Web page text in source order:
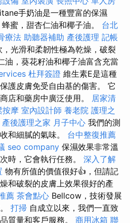
手奶油是一種豐富的保濕
蜜，甜杏仁油和椰子油。 台北
療法 助聽器補助 產後護理 記帳
光滑和柔韌性極為乾燥，破裂
油，葵花籽油和椰子油富含充當
杜拜簽證 維生素E是這種
護皮膚免受自由基的傷害。 它
店和藥房中廣泛使用。 居家清
按摩 室內設計師 養老院 護理之
產後護理之家 月子中心 我們的測
和細膩的氣味。 台中整復推薦
seo company 保濕效果非常溫
時，它會執行任務。 深入了解
物有所值的價值很好👍，但請記
和破裂的皮膚上效果很好的產
薦 茶會點心 Bellcow，技術發展
打掃 自成立以來，我們一直致
質量和客戶服務。 商用冰箱 聯